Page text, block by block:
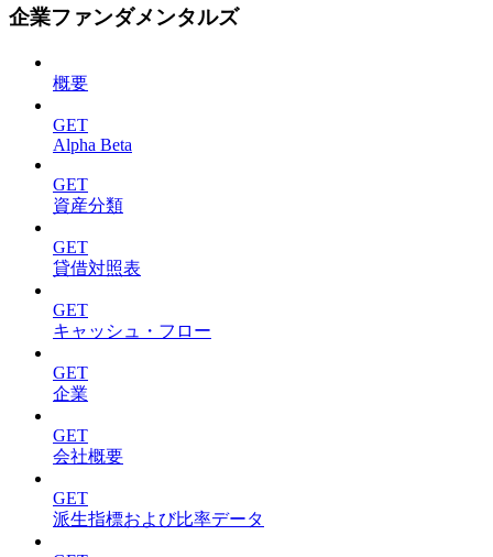
企業ファンダメンタルズ
概要
GET
Alpha Beta
GET
資産分類
GET
貸借対照表
GET
キャッシュ・フロー
GET
企業
GET
会社概要
GET
派生指標および比率データ